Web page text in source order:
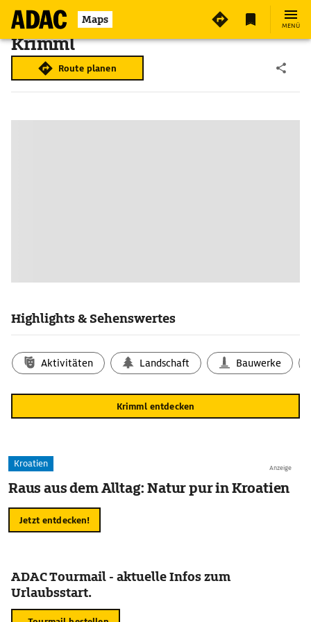
Maps MENÜ
Krimml
Route planen
Highlights & Sehenswertes
Aktivitäten Landschaft Bauwerke
Krimml entdecken
Anzeige
Kroatien
Raus aus dem Alltag: Natur pur in Kroatien
Jetzt entdecken!
ADAC Tourmail - aktuelle Infos zum
Urlaubsstart.